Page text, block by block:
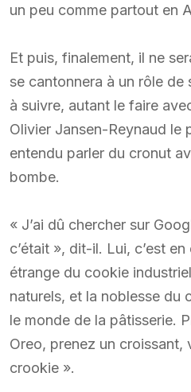
un peu comme partout en
Et puis, finalement, il ne
se cantonnera à un rôle de
à suivre, autant le faire
Olivier Jansen-Reynaud le
entendu parler du cronut
bombe.
« J’ai dû chercher sur
c’était », dit-il. Lui, c’est
étrange du cookie
naturels, et la noblesse du
le monde de la pâtisserie.
Oreo, prenez un croissant,
crookie ».